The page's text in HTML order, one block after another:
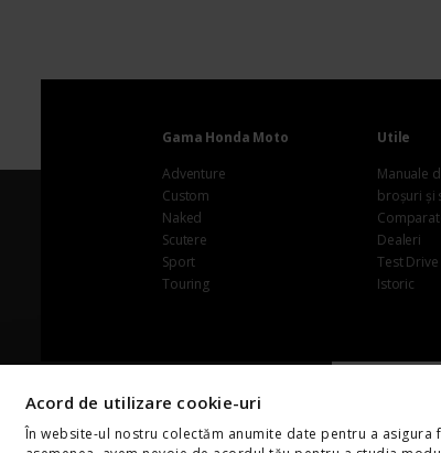
Acord de utilizare cookie-uri
În website-ul nostru colectăm anumite date pentru a
Gama Honda Moto
Adventure
Custom
Naked
Scutere
Sport
Touring
Utile
Manuale
broșuri și
Dealeri
Test Drive
Istoric
Toate